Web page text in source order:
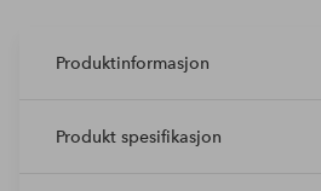
Produktinformasjon
Produkt spesifikasjon